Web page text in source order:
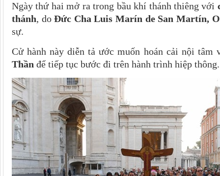
Ngày thứ hai mở ra trong bầu khí thánh thiêng với
thánh, doĐức Cha Luis Marín de San Martín,
sự.
Cử hành này diễn tả ước muốn hoán cải nội tâm
Thần để tiếp tục bước đi trên hành trình hiệp thông.